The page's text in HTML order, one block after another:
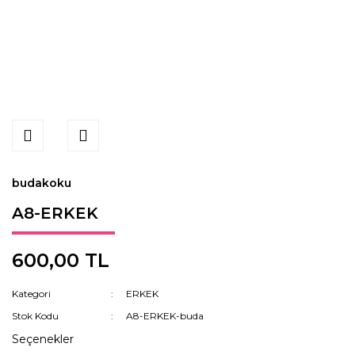
budakoku
A8-ERKEK
600,00 TL
Kategori
ERKEK
Stok Kodu
A8-ERKEK-buda
Seçenekler